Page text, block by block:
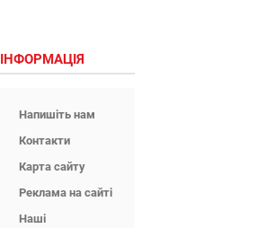
ІНФОРМАЦІЯ
Напишіть нам
Контакти
Карта сайту
Реклама на сайті
Наші